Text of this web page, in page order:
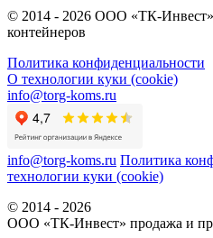
© 2014 - 2026 ООО «ТК-Инвест»
контейнеров
Политика конфиденциальности
О технологии куки (cookie)
info@torg-koms.ru
info@torg-koms.ru Политика
технологии куки (cookie)
© 2014 - 2026
ООО «ТК-Инвест» продажа и